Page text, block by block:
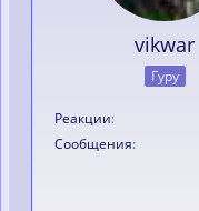
vikwar
Гуру
Реакции
Сообщения